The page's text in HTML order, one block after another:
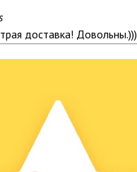
доставка! Довольны.)))